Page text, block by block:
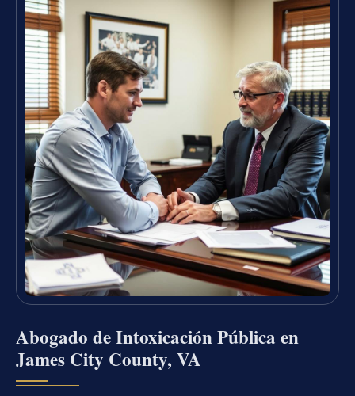
Abogado de Intoxicación Pública en
James City County, VA